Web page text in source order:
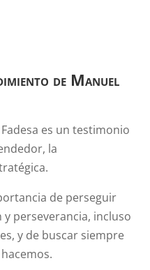
de Manuel
es un testimonio
la
de perseguir
perseverancia, incluso
y de buscar siempre